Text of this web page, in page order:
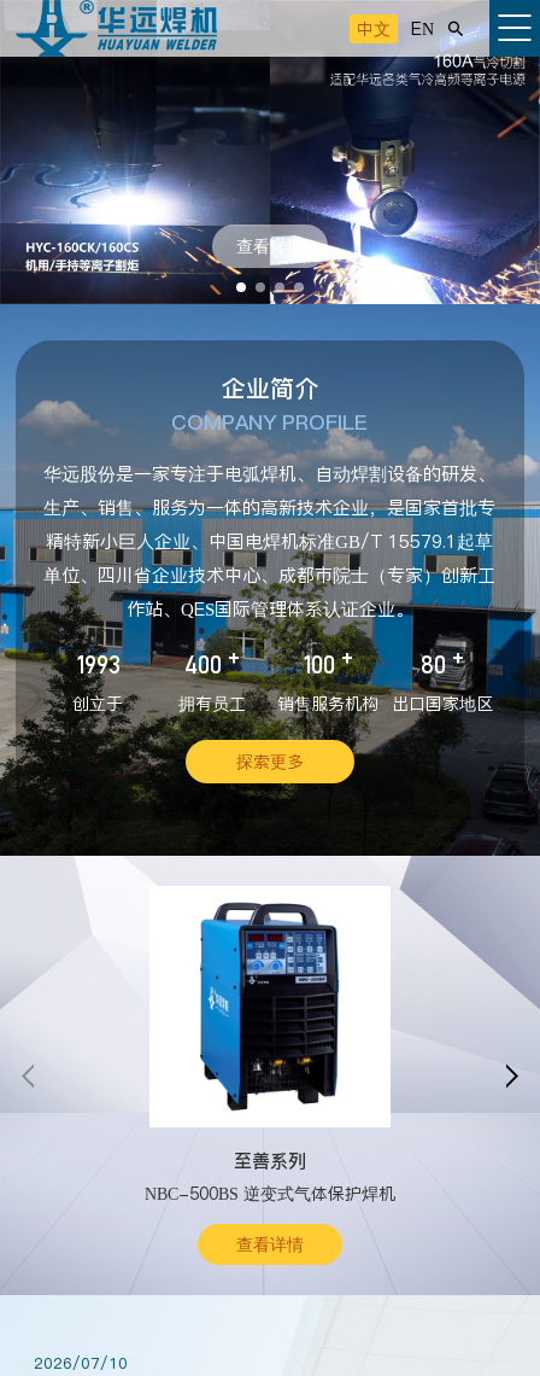
中文 EN 
查看详情
企业简介
COMPANY PROFILE
华远股份是一家专注于电弧焊机、自动焊割设备的研发、
生产、销售、服务为一体的高新技术企业，是国家首批专
精特新小巨人企业、中国电焊机标准GB/T 15579.1起草
单位、四川省企业技术中心、成都市院士（专家）创新工
作站、QES国际管理体系认证企业。
1993
创立于
400 +
拥有员工
100 +
销售服务机构
80 +
出口国家地区
探索更多
至善系列
NBC-500BS 逆变式气体保护焊机
查看详情
 
2026/07/10